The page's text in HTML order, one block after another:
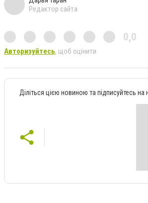
Редактор сайта
0,0
Авторизуйтесь, щоб оцінити
Діліться цією новиною та підписуйтесь на